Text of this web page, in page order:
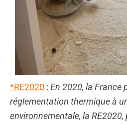
*RE2020 : En 2020, la France
réglementation thermique à
environnementale, la